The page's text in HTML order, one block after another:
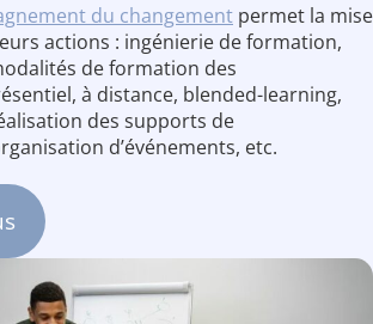
du changement permet la mise
actions : ingénierie de formation,
de formation des
à distance, blended-learning,
des supports de
d’événements, etc.